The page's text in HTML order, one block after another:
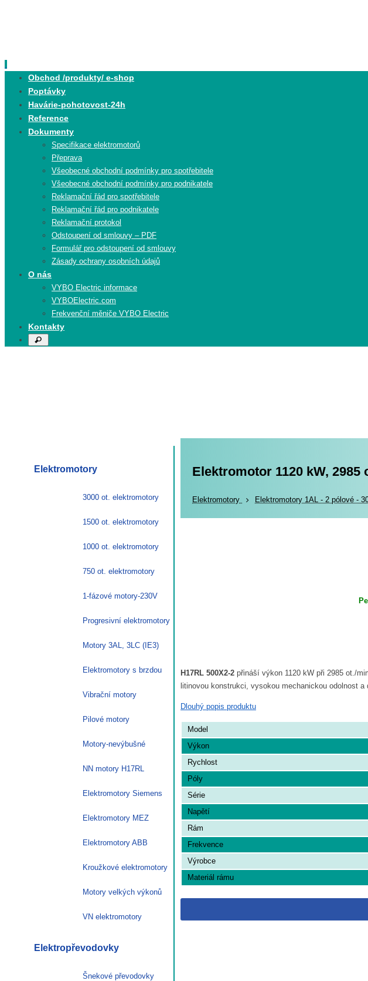
content
Obchod /produkty/ e-shop
Poptávky
Havárie-pohotovost-24h
Reference
Dokumenty
Specifikace elektromotorů
Přeprava
Všeobecné obchodní podmínky pro spotřebitele
Všeobecné obchodní podmínky pro podnikatele
Reklamační řád pro spotřebitele
Reklamační řád pro podnikatele
Reklamační protokol
Odstoupení od smlouvy – PDF
Formulář pro odstoupení od smlouvy
Zásady ochrany osobních údajů
O nás
VYBO Electric informace
VYBOElectric.com
Frekvenční měniče VYBO Electric
Kontakty
Search
Search
Elektromotor 1120 kW, 2985
Elektromotory Elektromotory
Elektromotory 1AL - 2 pólové -
H17RL 500X2-2 přináší výkon 1120 kW při 2985 ot./
litinovou konstrukci, vysokou mechanickou odolnost
Dlouhý popis produktu
Model
Výkon
Rychlost
Póly
Série
Napětí
Rám
Frekvence
Výrobce
Materiál rámu
Elektromotory
3000 ot. elektromotory
1500 ot. elektromotory
1000 ot. elektromotory
750 ot. elektromotory
1-fázové motory-230V
Progresivní elektromotory
Motory 3AL, 3LC (IE3)
Elektromotory s brzdou
Vibrační motory
Pilové motory
Motory-nevýbušné
NN motory H17RL
Elektromotory Siemens
Elektromotory MEZ
Elektromotory ABB
Kroužkové elektromotory
Motory velkých výkonů
VN elektromotory
Elektropřevodovky
Šnekové převodovky